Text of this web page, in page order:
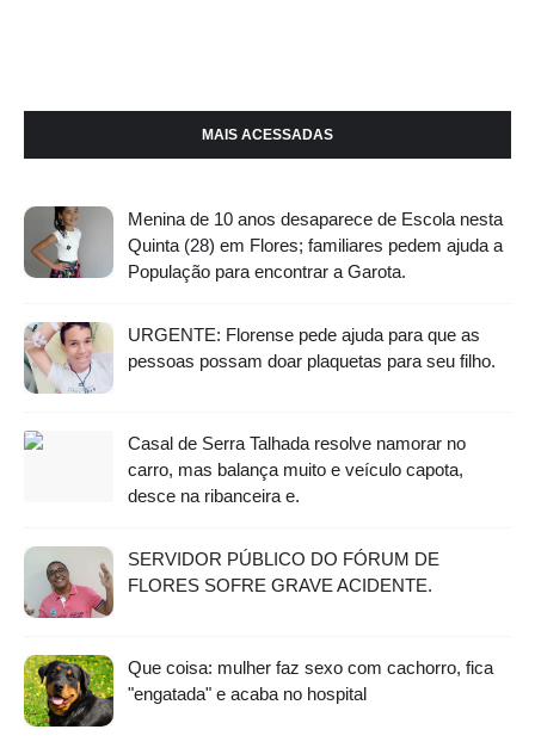
MAIS ACESSADAS
Menina de 10 anos desaparece de Escola nesta
Quinta (28) em Flores; familiares pedem ajuda a
População para encontrar a Garota.
URGENTE: Florense pede ajuda para que as
pessoas possam doar plaquetas para seu filho.
Casal de Serra Talhada resolve namorar no
carro, mas balança muito e veículo capota,
desce na ribanceira e.
SERVIDOR PÚBLICO DO FÓRUM DE
FLORES SOFRE GRAVE ACIDENTE.
Que coisa: mulher faz sexo com cachorro, fica
"engatada" e acaba no hospital